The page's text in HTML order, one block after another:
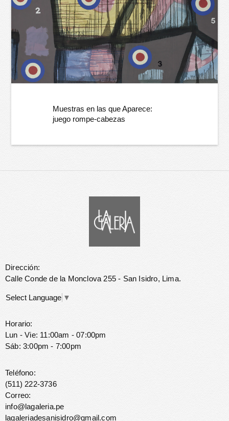
Muestras en las que Aparece:
juego rompe-cabezas
Dirección:
Calle Conde de la Monclova 255 - San Isidro, Lima.
Select Language ▼
Horario:
Lun - Vie: 11:00am - 07:00pm
Sáb: 3:00pm - 7:00pm
Teléfono:
(511) 222-3736
Correo:
info@lagaleria.pe
lagaleriadesanisidro@gmail.com